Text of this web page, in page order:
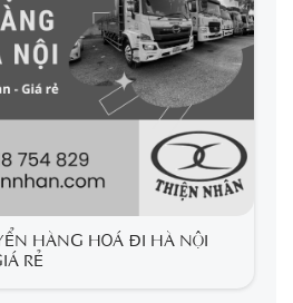
HÀNG HOÁ ĐI HÀ NỘI
RẺ